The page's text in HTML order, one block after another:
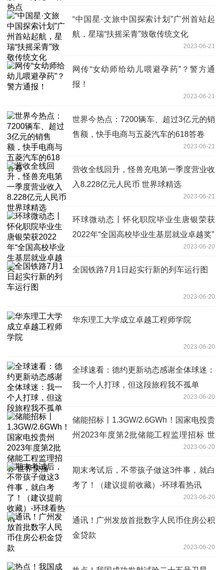
“中国星·文旅中国探索计划”广州首站起
航，星瑞“扶摇采青”致敬传统文化
2023-06-21
网传“女幼师给幼儿喂避孕药”？警方通
报！
2023-06-21
世界今热点：7200辆车、超过3亿元的销
售额，快手电商与五菱汽车的618答卷
2023-06-21
营收全线回升，怪兽充电第一季度营业收
入8.228亿元人民币 世界球精选
2023-06-21
环球微动态丨怀化职院毕业生唐银荣获
2022年“全国高校毕业生基层就业卓越奖”
2023-06-20
全国铁路7月1日起实行新的列车运行图
2023-06-20
华东理工大学成立卓越工程师学院
2023-06-20
全球速看：德约更新动态感谢全体球迷：
我一个人打球，但这段旅程我不孤单
2023-06-20
储能招标丨1.3GW/2.6GWh！国家电投贵
州2023年度第2批储能工程监理招标 世
2023-06-20
期末考试后，不带孩子做这3件事，就白
考了！（建议提前收藏）-环球看热讯
2023-06-20
通讯！广州发放首批数字人民币住房公积
金贷款
2023-06-20